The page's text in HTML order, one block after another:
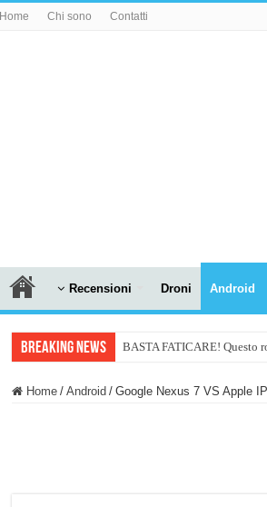
Home Chi sono Contatti
Recensioni Droni Android
Breaking News BASTA FATICARE! Questo
Home / Android / Google Nexus 7 VS Apple